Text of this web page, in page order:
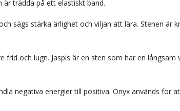
är trädda på ett elastiskt band.
sägs stärka ärlighet och viljan att lära. Stenen är
och lugn. Jaspis är en sten som har en
negativa energier till positiva. Onyx används för